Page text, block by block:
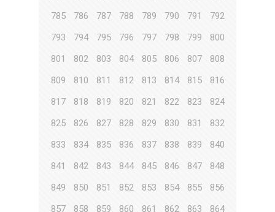
785
786 787 788 789 790 791
792
793
794 795 796 797 798 799
800
801
802 803 804 805 806 807
808
809
810 811 812 813 814 815
816
817
818 819 820 821 822 823
824
825
826 827 828 829 830 831
832
833
834 835 836 837 838 839
840
841
842 843 844 845 846 847
848
849
850 851 852 853 854 855
856
857
858 859 860 861 862 863
864